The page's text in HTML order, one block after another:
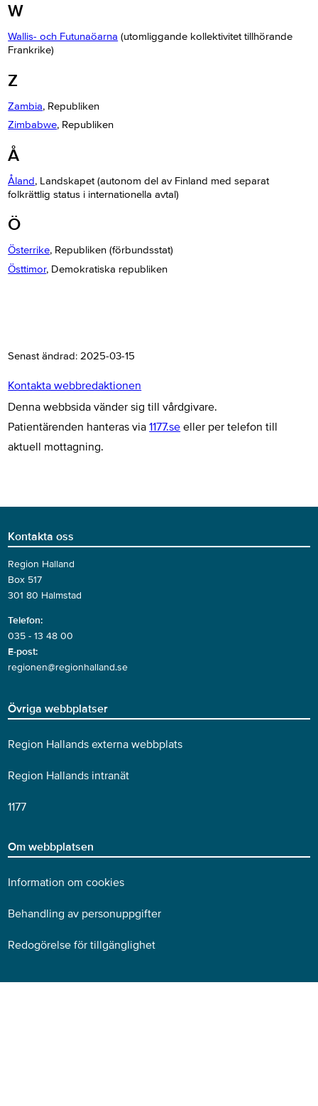
W
Wallis- och Futunaöarna (utomliggande kollektivitet tillhörande
Frankrike)
Z
Zambia, Republiken
Zimbabwe, Republiken
Å
Åland, Landskapet (autonom del av Finland med separat
folkrättlig status i internationella avtal)
Ö
Österrike, Republiken (förbundsstat)
Östtimor, Demokratiska republiken
Senast ändrad:2025-03-15
Kontakta webbredaktionen
Denna webbsida vänder sig till vårdgivare.
Patientärenden hanteras via1177.se eller per telefon till
aktuell mottagning.
Kontakta oss
Region Halland
Box 517
301 80 Halmstad
Telefon:
035 - 13 48 00
E-post:
regionen@regionhalland.se
Övriga webbplatser
Region Hallands externa webbplats
Region Hallands intranät
1177
Om webbplatsen
Information om cookies
Behandling av personuppgifter
Redogörelse för tillgänglighet